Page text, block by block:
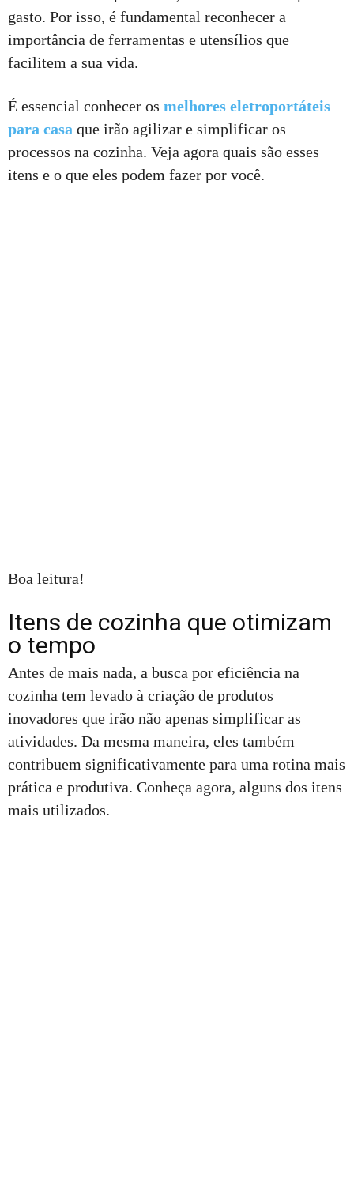
gasto. Por isso, é fundamental reconhecer a
importância de ferramentas e utensílios que
facilitem a sua vida.
É essencial conhecer os melhores eletroportáteis
para casa que irão agilizar e simplificar os
processos na cozinha. Veja agora quais são esses
itens e o que eles podem fazer por você.
Boa leitura!
Itens de cozinha que otimizam
o tempo
Antes de mais nada, a busca por eficiência na
cozinha tem levado à criação de produtos
inovadores que irão não apenas simplificar as
atividades. Da mesma maneira, eles também
contribuem significativamente para uma rotina mais
prática e produtiva. Conheça agora, alguns dos itens
mais utilizados.